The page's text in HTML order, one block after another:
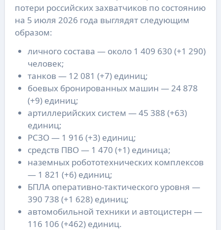
потери российских захватчиков по состоянию
на 5 июля 2026 года выглядят следующим
образом:
личного состава — около 1 409 630 (+1 290)
человек;
танков — 12 081 (+7) единиц;
боевых бронированных машин — 24 878
(+9) единиц;
артиллерийских систем — 45 388 (+63)
единиц;
РСЗО — 1 916 (+3) единиц;
средств ПВО — 1 470 (+1) единица;
наземных робототехнических комплексов
— 1 821 (+6) единиц;
БПЛА оперативно-тактического уровня —
390 738 (+1 628) единиц;
автомобильной техники и автоцистерн —
116 106 (+462) единиц.